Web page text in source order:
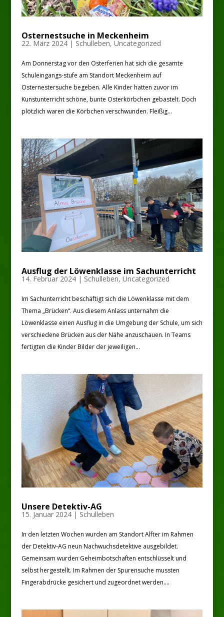
Osternestsuche in Meckenheim
22. März 2024| Schulleben, Uncategorized
Am Donnerstag vor den Osterferien hat sich die gesamte
Schuleingangs-stufe am Standort Meckenheim auf
Osternestersuche begeben. Alle Kinder hatten zuvor im
Kunstunterricht schöne, bunte Osterkörbchen gebastelt. Doch
plötzlich waren die Körbchen verschwunden. Fleißig...
Ausflug der Löwenklasse im Sachunterricht
14. Februar 2024| Schulleben, Uncategorized
Im Sachunterricht beschäftigt sich die Löwenklasse mit dem
Thema „Brücken“. Aus diesem Anlass unternahm die
Löwenklasse einen Ausflug in die Umgebung der Schule, um sich
verschiedene Brücken aus der Nähe anzuschauen. In Teams
fertigten die Kinder Bilder der jeweiligen...
Unsere Detektiv-AG
15. Januar 2024| Schulleben
In den letzten Wochen wurden am Standort Alfter im Rahmen
der Detektiv-AG neun Nachwuchsdetektive ausgebildet.
Gemeinsam wurden Geheimbotschaften entschlüsselt und
selbst hergestellt. Im Rahmen der Spurensuche mussten
Fingerabdrücke gesichert und zugeordnet werden....